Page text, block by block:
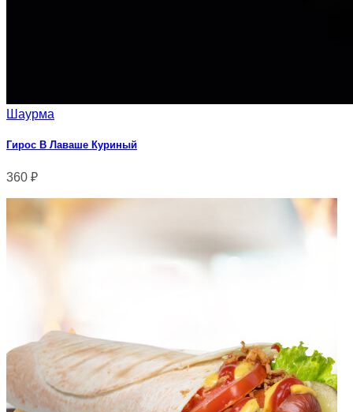
Шаурма
Гирос В Лаваше Куриный
360 ₽